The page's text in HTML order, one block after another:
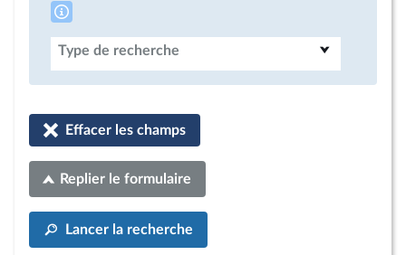
Type de recherche
Effacer les champs
Replier le formulaire
Lancer la recherche